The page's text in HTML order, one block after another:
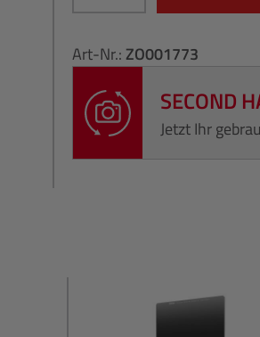
Art-Nr.: ZO001773
SECOND
Jetzt Ihr